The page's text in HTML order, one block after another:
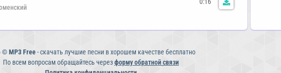
©MP3 Free- скачать лучшие песни в хорошем качестве бесплатно
По всем вопросам обращайтесь черезформу обратной связи